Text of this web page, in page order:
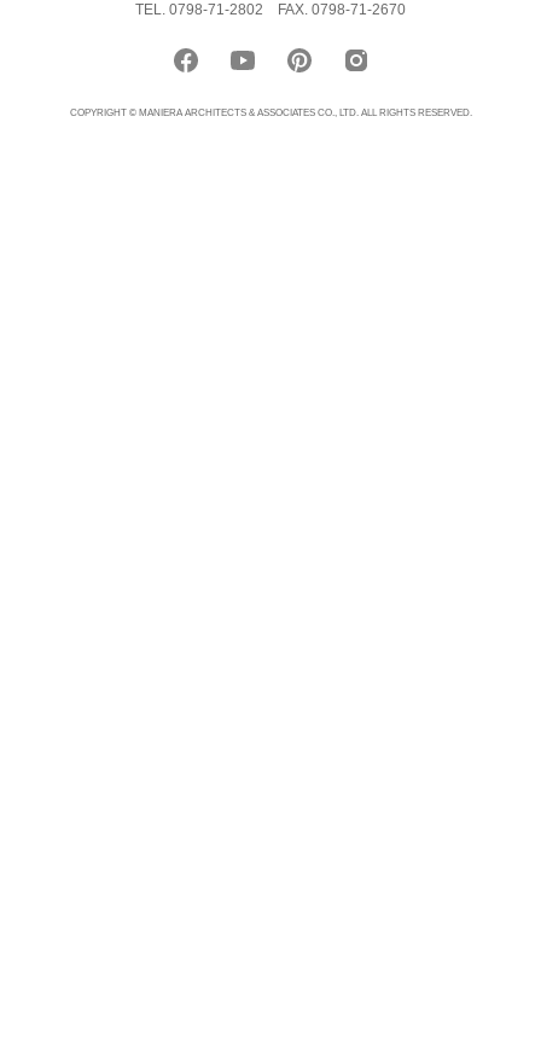
TEL. 0798-71-2802 FAX. 0798-71-2670
COPYRIGHT © MANIERA ARCHITECTS & ASSOCIATES CO., LTD. ALL RIGHTS RESERVED.